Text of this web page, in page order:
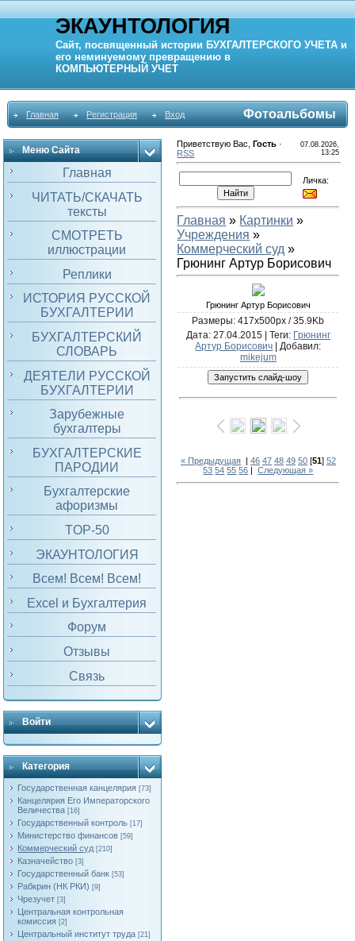
ЭКАУНТОЛОГИЯ
Сайт, посвященный истории БУХГАЛТЕРСКОГО УЧЕТА и
его неминуемому превращению в
КОМПЬЮТЕРНЫЙ УЧЕТ
Главная Регистрация Вход Фотоальбомы
Меню Сайта
Главная
ЧИТАТЬ/СКАЧАТЬ
тексты
СМОТРЕТЬ
иллюстрации
Реплики
ИСТОРИЯ РУССКОЙ
БУХГАЛТЕРИИ
БУХГАЛТЕРСКИЙ
СЛОВАРЬ
ДЕЯТЕЛИ РУССКОЙ
БУХГАЛТЕРИИ
Зарубежные
бухгалтеры
БУХГАЛТЕРСКИЕ
ПАРОДИИ
Бухгалтерские
афоризмы
TOP-50
ЭКАУНТОЛОГИЯ
Всем! Всем! Всем!
Excel и Бухгалтерия
Форум
Отзывы
Связь
Войти
Категория
Государственная канцелярия [73]
Канцелярия Его Императорского
Величества [16]
Государственный контроль [17]
Министерство финансов [59]
Коммерческий суд [210]
Казначейство [3]
Государственный банк [53]
Рабкрин (НК РКИ) [9]
Чрезучет [3]
Центральная контрольная
комиссия [2]
Центральный институт труда [21]
Приветствую Вас ,Гость ·
RSS
07.08.2026,
13:25
Личка:
Главная » Картинки »
Учреждения »
Коммерческий суд »
Грюнинг Артур Борисович
Грюнинг Артур Борисович
Размеры: 417x500px / 35.9Kb
Дата: 27.04.2015 | Теги: Грюнинг
Артур Борисович |Добавил:
mikejum
« Предыдущая| 46 47 48 49 50[51] 52
53 54 55 56 |Следующая »